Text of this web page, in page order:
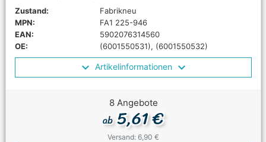
Zustand:
Fabrikneu
MPN:
FA1 225-946
EAN:
5902076314560
OE:
(6001550531), (6001550532)
Artikelinformationen
8 Angebote
ab5,61 €
Versand: 6,90 €